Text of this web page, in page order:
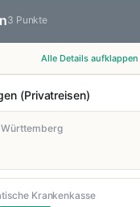
3 Punkte
Alle Details aufklappen
(Privatreisen)
Krankenkasse